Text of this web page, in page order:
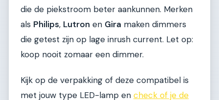
die de piekstroom beter aankunnen. Merken
als Philips, Lutron en Gira maken dimmers
die getest zijn op lage inrush current. Let op:
koop nooit zomaar een dimmer.
Kijk op de verpakking of deze compatibel is
met jouw type LED-lamp en check of je de